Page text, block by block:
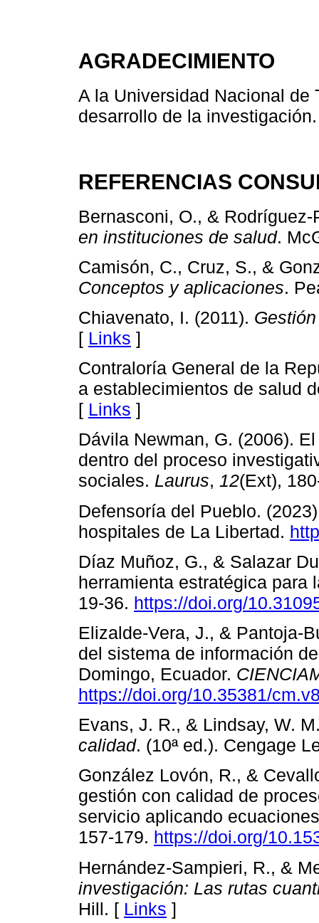
AGRADECIMIENTO
A la Universidad Nacional de
desarrollo de la investigación.
REFERENCIAS
Bernasconi, O., &
en instituciones de salud.
Camisón, C., Cruz, S., &
Conceptos y aplicaciones.
Chiavenato, I. (2011).
[ Links ]
Contraloría General de la
a establecimientos de salud
[ Links ]
Dávila Newman, G. (2006).
dentro del proceso
sociales. Laurus, 12(Ext),
Defensoría del Pueblo.
hospitales de La Libertad.
Díaz Muñoz, G., & Salazar
herramienta estratégica
19-36. https://doi.org/
Elizalde-Vera, J., & Pantoja-
del sistema de información
Domingo, Ecuador.
https://doi.org/10.35381/
Evans, J. R., & Lindsay, W.
calidad. (10ª ed.). Cengage
González Lovón, R., &
gestión con calidad de
servicio aplicando
157-179. https://doi.org/
Hernández-Sampieri, R., &
investigación: Las rutas
Hill. [ Links ]